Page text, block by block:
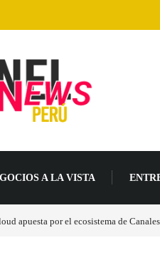
A LA VISTA
apuesta por el ecosistema de